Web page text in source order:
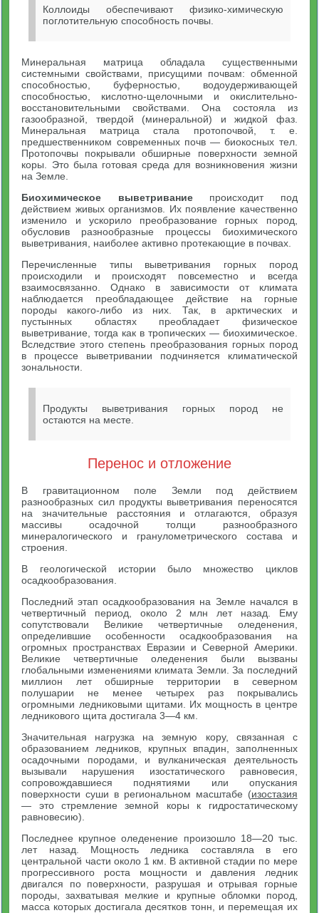
Коллоиды обеспечивают физико-химическую
поглотительную способность почвы.
Минеральная матрица обладала существенными
системными свойствами, присущими почвам: обменной
способностью, буферностью, водоудерживающей
способностью, кислотно-щелочными и окислительно-
восстановительными свойствами. Она состояла из
газообразной, твердой (минеральной) и жидкой фаз.
Минеральная матрица стала протопочвой, т. е.
предшественником современных почв — биокосных тел.
Протопочвы покрывали обширные поверхности земной
коры. Это была готовая среда для возникновения жизни
на Земле.
Биохимическое выветриваниепроисходит под
действием живых организмов. Их появление качественно
изменило и ускорило преобразование горных пород,
обусловив разнообразные процессы биохимического
выветривания, наиболее активно протекающие в почвах.
Перечисленные типы выветривания горных пород
происходили и происходят повсеместно и всегда
взаимосвязанно. Однако в зависимости от климата
наблюдается преобладающее действие на горные
породы какого-либо из них. Так, в арктических и
пустынных областях преобладает физическое
выветривание, тогда как в тропических — биохимическое.
Вследствие этого степень преобразования горных пород
в процессе выветривании подчиняется климатической
зональности.
Продукты выветривания горных пород не
остаются на месте.
Перенос и отложение
В гравитационном поле Земли под действием
разнообразных сил продукты выветривания переносятся
на значительные расстояния и отлагаются, образуя
массивы осадочной толщи разнообразного
минералогического и гранулометрического состава и
строения.
В геологической истории было множество циклов
осадкообразования.
Последний этап осадкообразования на Земле начался в
четвертичный период, около 2 млн лет назад. Ему
сопутствовали Великие четвертичные оледенения,
определившие особенности осадкообразования на
огромных пространствах Евразии и Северной Америки.
Великие четвертичные оледенения были вызваны
глобальными изменениями климата Земли. За последний
миллион лет обширные территории в северном
полушарии не менее четырех раз покрывались
огромными ледниковыми щитами. Их мощность в центре
ледникового щита достигала 3—4 км.
Значительная нагрузка на земную кору, связанная с
образованием ледников, крупных впадин, заполненных
осадочными породами, и вулканическая деятельность
вызывали нарушения изостатического равновесия,
сопровождавшиеся поднятиями или опускания
поверхности суши в региональном масштабе (изостазия
— это стремление земной коры к гидростатическому
равновесию).
Последнее крупное оледенение произошло 18—20 тыс.
лет назад. Мощность ледника составляла в его
центральной части около 1 км. В активной стадии по мере
прогрессивного роста мощности и давления ледник
двигался по поверхности, разрушая и отрывая горные
породы, захватывая мелкие и крупные обломки пород,
масса которых достигала десятков тонн, и перемещая их